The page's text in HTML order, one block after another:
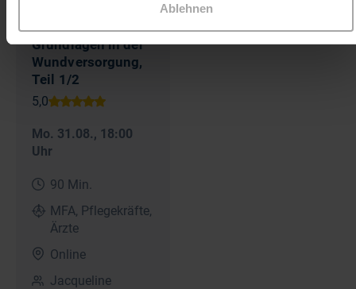
Ablehnen
Grundlagen in der
Wundversorgung,
Teil 1/2
Mo. 31.08., 18:00
Uhr
90 Min.
MFA, Pflegekräfte,
Ärzte
Online
Jacqueline